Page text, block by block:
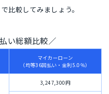
比較 してみましょう。
い総額比較／
マイカーローン
（均等36回払い・金利5.0％）
3,247,300円